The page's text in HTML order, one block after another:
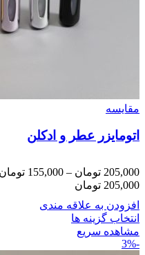
مقایسه
اتومایزر عطر و ادکلن
205,000 تومان –
155,000 تومان
205,000 تومان
افزودن به علاقه مندی
انتخاب گزینه ها
مشاهده سریع
-3%